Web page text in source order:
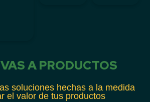
A PRODUCTOS
soluciones hechas a la medida
el valor de tus productos